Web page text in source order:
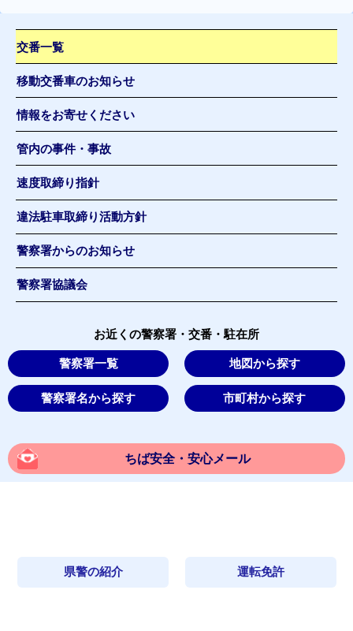
交番一覧
移動交番車のお知らせ
情報をお寄せください
管内の事件・事故
速度取締り指針
違法駐車取締り活動方針
警察署からのお知らせ
警察署協議会
お近くの警察署・交番・駐在所
警察署一覧 地図から探す
警察署名から探す 市町村から探す
ちば安全・安心メール
県警の紹介 運転免許